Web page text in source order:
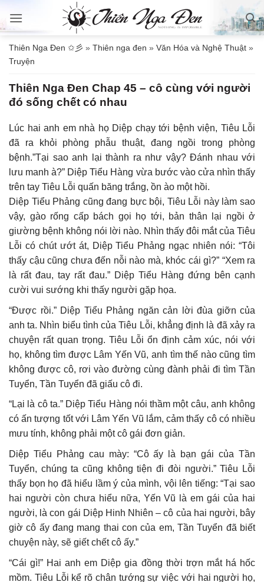
qua
dungThiên Nga Đen ✩彡 » Thiên nga đen » Văn Hóa và Nghệ Thuật »
Truyện
Thiên Nga Đen Chap 45 – cô cùng với người
đó sống chết có nhau
Lúc hai anh em nhà họ Diệp chạy tới bệnh viện, Tiêu Lỗi
đã ra khỏi phòng phẫu thuật, đang ngồi trong phòng
bệnh.”Tại sao anh lại thành ra như vậy? Đánh nhau với
lưu manh à?” Diệp Tiểu Hàng vừa bước vào cửa nhìn thấy
trên tay Tiêu Lỗi quấn băng trắng, ồn ào một hồi.
Diệp Tiểu Phảng cũng đang bực bội, Tiêu Lỗi này làm sao
vậy, gào rống cấp bách gọi họ tới, bản thân lại ngồi ở
giường bệnh không nói lời nào. Nhìn thấy đôi mắt của Tiêu
Lỗi có chút ướt át, Diệp Tiểu Phảng ngạc nhiên nói: “Tôi
thấy cậu cũng chưa đến nỗi nào mà, khóc cái gì?” “Xem ra
là rất đau, tay rất đau.” Diệp Tiểu Hàng đứng bên cạnh
cười vui sướng khi thấy người gặp họa.
“Được rồi.” Diệp Tiểu Phảng ngăn cản lời đùa giỡn của
anh ta. Nhìn biểu tình của Tiêu Lỗi, khẳng định là đã xảy ra
chuyện rất quan trọng. Tiêu Lỗi ổn định cảm xúc, nói với
họ, không tìm được Lâm Yến Vũ, anh tìm thế nào cũng tìm
không được cô, rơi vào đường cùng đành phải đi tìm Tần
Tuyển, Tần Tuyển đã giấu cô đi.
“Lại là cô ta.” Diệp Tiểu Hàng nói thầm một câu, anh không
có ấn tượng tốt với Lâm Yến Vũ lắm, cảm thấy cô có nhiều
mưu tính, không phải một cô gái đơn giản.
Diệp Tiểu Phảng cau mày: “Cô ấy là bạn gái của Tần
Tuyển, chúng ta cũng không tiện đi đòi người.” Tiêu Lỗi
thấy bọn họ đã hiểu lầm ý của mình, vội lên tiếng: “Tại sao
hai người còn chưa hiểu nữa, Yến Vũ là em gái của hai
người, là con gái Diệp Hinh Nhiên – cô của hai người, bây
giờ cô ấy đang mang thai con của em, Tần Tuyển đã biết
chuyện này, sẽ giết chết cô ấy.”
“Cái gì!” Hai anh em Diệp gia đồng thời trợn mắt há hốc
mồm. Tiêu Lỗi kể rõ chân tướng sự việc với hai người họ,